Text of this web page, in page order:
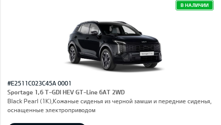
В НАЛИЧИИ
#E2511C023C45A 0001
Sportage 1,6 T-GDI HEV GT-Line 6AT 2WD
Black Pearl (1K),Кожаные сиденья из черной замши и передние сиденья,
оснащенные электроприводом